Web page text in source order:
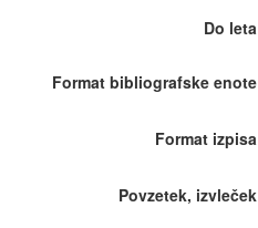
Do leta
Format bibliografske enote
Format izpisa
Povzetek, izvleček